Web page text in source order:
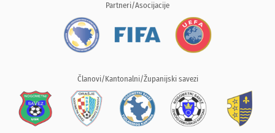
Partneri/Asocijacije
Članovi/Kantonalni/Županijski savezi